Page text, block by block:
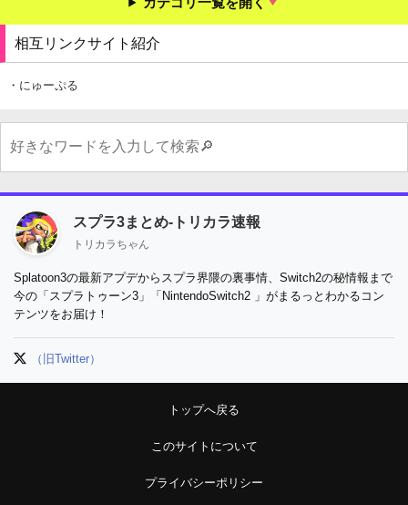
相互リンクサイト紹介
・にゅーぷる
スプラ3まとめ-トリカラ速報
トリカラちゃん
Splatoon3の最新アプデからスプラ界隈の裏事情、Switch2の秘情報まで
今の「スプラトゥーン3」「NintendoSwitch2 」がまるっとわかるコン
テンツをお届け！
（旧Twitter）
トップへ戻る
このサイトについて
プライバシーポリシー